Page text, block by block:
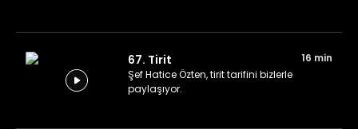
67. Tirit
16 min
Şef Hatice Özten, tirit tarifini bizlerle
paylaşıyor.